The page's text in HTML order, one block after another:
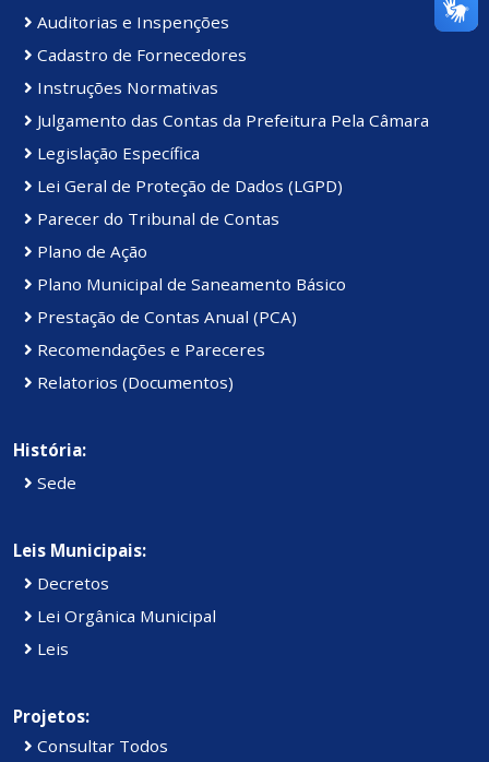
Auditorias e Inspenções
Cadastro de Fornecedores
Instruções Normativas
Julgamento das Contas da Prefeitura Pela Câmara
Legislação Específica
Lei Geral de Proteção de Dados (LGPD)
Parecer do Tribunal de Contas
Plano de Ação
Plano Municipal de Saneamento Básico
Prestação de Contas Anual (PCA)
Recomendações e Pareceres
Relatorios (Documentos)
História:
Sede
Leis Municipais:
Decretos
Lei Orgânica Municipal
Leis
Projetos:
Consultar Todos